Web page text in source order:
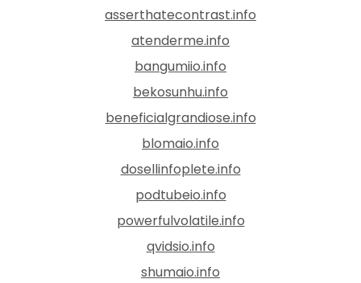
asserthatecontrast.info
atenderme.info
bangumiio.info
bekosunhu.info
beneficialgrandiose.info
blomaio.info
dosellinfoplete.info
podtubeio.info
powerfulvolatile.info
qvidsio.info
shumaio.info